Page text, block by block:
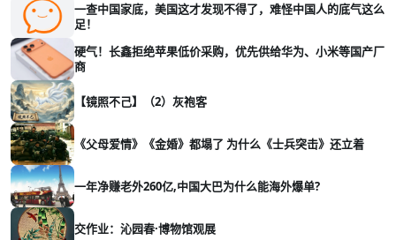
一查中国家底，美国这才发现不得了，难怪中国人的底气这么
足！
硬气！长鑫拒绝苹果低价采购，优先供给华为、小米等国产厂
商
【镜照不己】（2）灰袍客
《父母爱情》《金婚》都塌了 为什么《士兵突击》还立着
一年净赚老外260亿,中国大巴为什么能海外爆单?
交作业：沁园春·博物馆观展